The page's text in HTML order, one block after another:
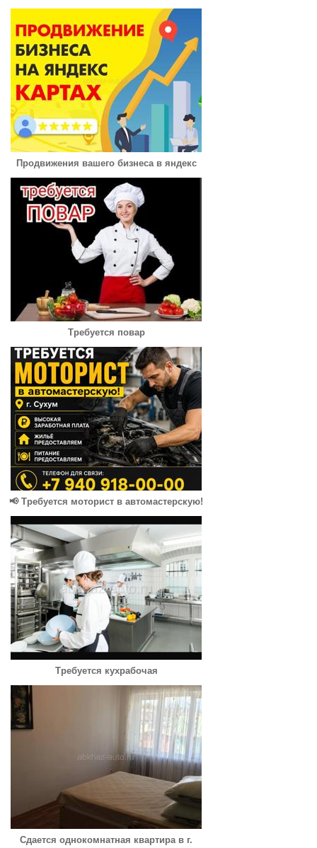
Продвижения вашего бизнеса в яндекс
Требуется повар
📢 Требуется моторист в автомастерскую!
Требуется кухрабочая
Сдается однокомнатная квартира в г.